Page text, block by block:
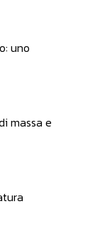
uno
massa e